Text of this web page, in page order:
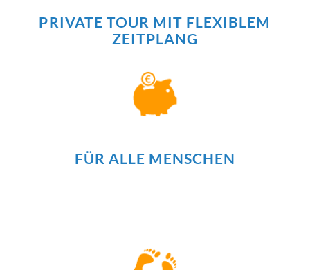
PRIVATE TOUR MIT FLEXIBLEM
ZEITPLANG
FÜR ALLE MENSCHEN